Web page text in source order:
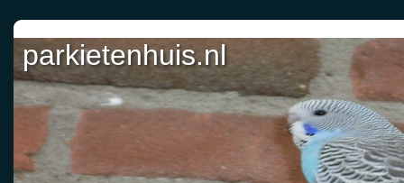
parkietenhuis.nl